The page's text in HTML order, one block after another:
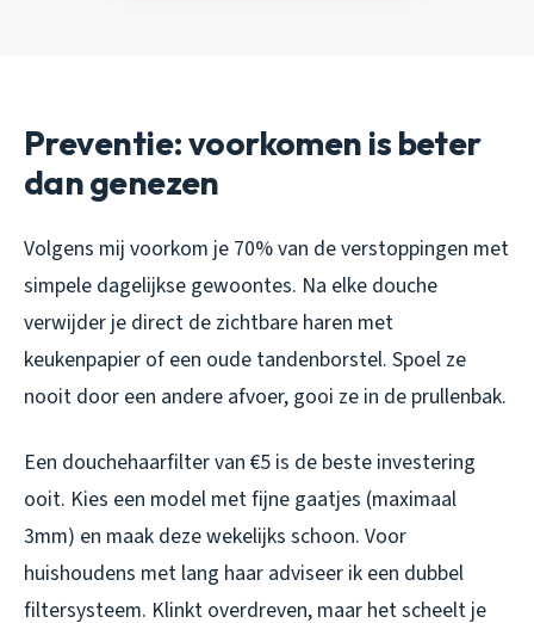
Preventie: voorkomen is beter
dan genezen
Volgens mij voorkom je 70% van de verstoppingen met
simpele dagelijkse gewoontes. Na elke douche
verwijder je direct de zichtbare haren met
keukenpapier of een oude tandenborstel. Spoel ze
nooit door een andere afvoer, gooi ze in de prullenbak.
Een douchehaarfilter van €5 is de beste investering
ooit. Kies een model met fijne gaatjes (maximaal
3mm) en maak deze wekelijks schoon. Voor
huishoudens met lang haar adviseer ik een dubbel
filtersysteem. Klinkt overdreven, maar het scheelt je